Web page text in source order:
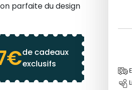
parfaite du design
détails : grâce au
d'une simple
café pour une
de cadeaux
exclusifs